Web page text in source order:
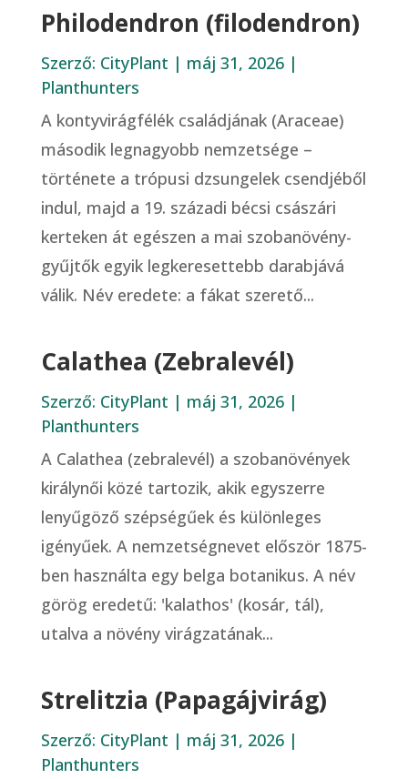
Philodendron (filodendron)
Szerző: CityPlant | máj 31, 2026|
Planthunters
A kontyvirágfélék családjának (Araceae)
második legnagyobb nemzetsége –
története a trópusi dzsungelek csendjéből
indul, majd a 19. századi bécsi császári
kerteken át egészen a mai szobanövény-
gyűjtők egyik legkeresettebb darabjává
válik. Név eredete: a fákat szerető...
Calathea (Zebralevél)
Szerző: CityPlant | máj 31, 2026|
Planthunters
A Calathea (zebralevél) a szobanövények
királynői közé tartozik, akik egyszerre
lenyűgöző szépségűek és különleges
igényűek. A nemzetségnevet először 1875-
ben használta egy belga botanikus. A név
görög eredetű: 'kalathos' (kosár, tál),
utalva a növény virágzatának...
Strelitzia (Papagájvirág)
Szerző: CityPlant | máj 31, 2026|
Planthunters